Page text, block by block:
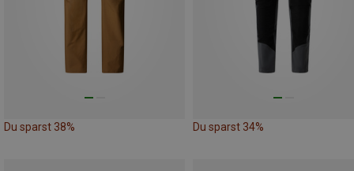
Du sparst 38% Du sparst 34%